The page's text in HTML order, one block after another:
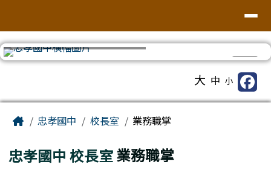
大 中 小
Home忠孝國中 校長室 業務職掌
忠孝國中 校長室業務職掌